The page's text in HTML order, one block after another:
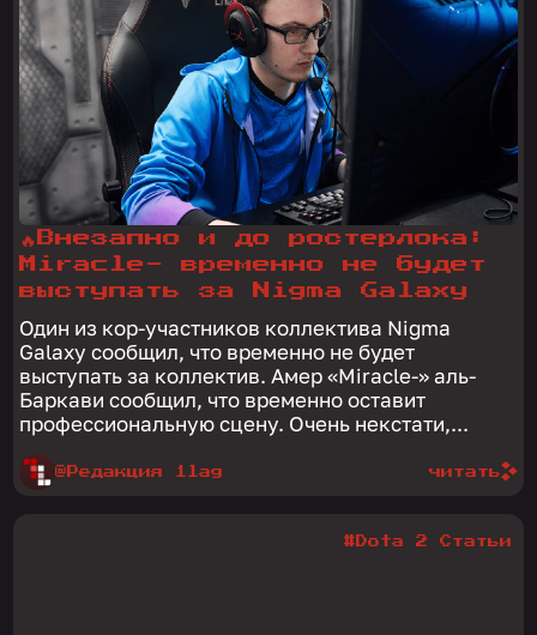
🔥Внезапно и до ростерлока:
Miracle- временно не будет
выступать за Nigma Galaxy
Один из кор-участников коллектива Nigma
Galaxy сообщил, что временно не будет
выступать за коллектив. Амер «Miracle-» аль-
Баркави сообщил, что временно оставит
профессиональную сцену. Очень некстати,...
@Редакция 1lag читать
#Dota 2 Статьи